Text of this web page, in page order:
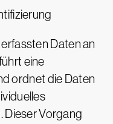
Daten an
eine
ordnet die Daten
Dieser Vorgang